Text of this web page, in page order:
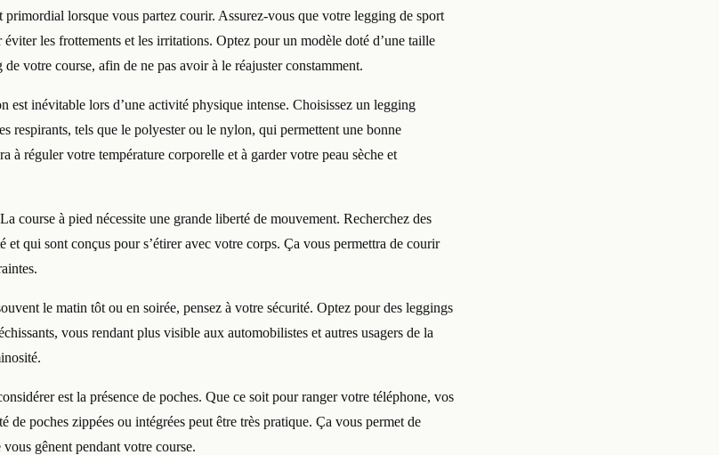
primordial lorsque vous partez courir. Assurez-vous que votre legging de sport
éviter les frottements et les irritations. Optez pour un modèle doté d’une taille
votre course, afin de ne pas avoir à le réajuster constamment.
est inévitable lors d’une activité physique intense. Choisissez un legging
respirants, tels que le polyester ou le nylon, qui permettent une bonne
à réguler votre température corporelle et à garder votre peau sèche et
course à pied nécessite une grande liberté de mouvement. Recherchez des
qui sont conçus pour s’étirer avec votre corps. Ça vous permettra de courir
le matin tôt ou en soirée, pensez à votre sécurité. Optez pour des leggings
vous rendant plus visible aux automobilistes et autres usagers de la
est la présence de poches. Que ce soit pour ranger votre téléphone, vos
de poches zippées ou intégrées peut être très pratique. Ça vous permet de
vous gênent pendant votre course.